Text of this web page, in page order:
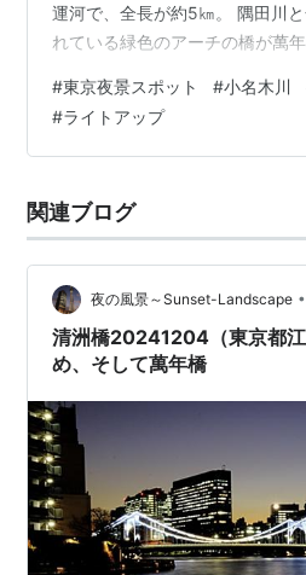
運河で、全長が約5㎞。 隅田川
れている緑色のアーチの橋が萬
の復興事業に合わせて昭和5年（
けられました。 日没に合わせて
川テラスからは清洲橋や新大橋
り、江東区芭蕉記念館がありま
萬年橋 歩道から清洲橋を望…
#東京夜景スポット #小名木川
#ライトアップ
関連ブログ
夜の風景～Sunset-Landscape •
清洲橋20241204（東京都
め、そして萬年橋